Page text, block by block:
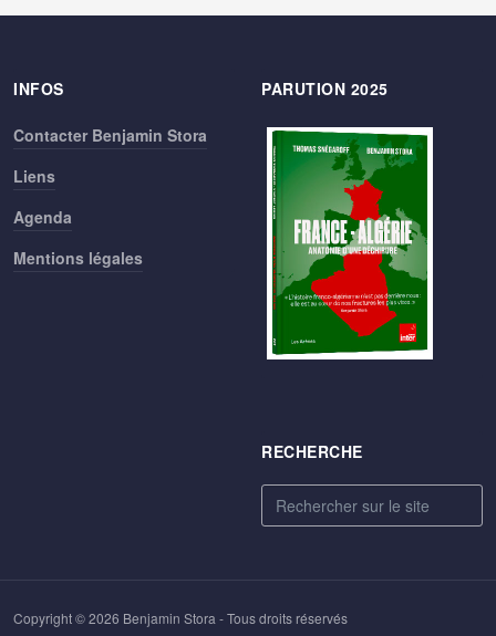
INFOS
Contacter Benjamin Stora
Liens
Agenda
Mentions légales
PARUTION 2025
RECHERCHE
Rechercher
Copyright © 2026 Benjamin Stora - Tous droits réservés